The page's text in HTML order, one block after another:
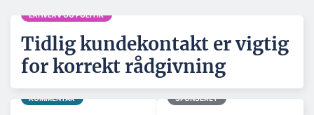
ERHVERV OG POLITIK
Tidlig kundekontakt er vigtig
for korrekt rådgivning
KOMMENTAR SPONSERET